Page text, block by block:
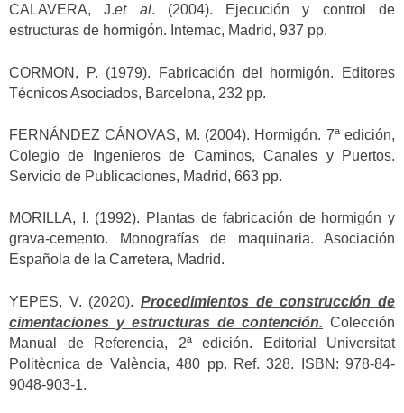
CALAVERA, J.et al. (2004). Ejecución y control de
estructuras de hormigón. Intemac, Madrid, 937 pp.
CORMON, P. (1979). Fabricación del hormigón. Editores
Técnicos Asociados, Barcelona, 232 pp.
FERNÁNDEZ CÁNOVAS, M. (2004). Hormigón. 7ª edición,
Colegio de Ingenieros de Caminos, Canales y Puertos.
Servicio de Publicaciones, Madrid, 663 pp.
MORILLA, I. (1992). Plantas de fabricación de hormigón y
grava-cemento. Monografías de maquinaria. Asociación
Española de la Carretera, Madrid.
YEPES, V. (2020). Procedimientos de construcción de
cimentaciones y estructuras de contención. Colección
Manual de Referencia, 2ª edición. Editorial Universitat
Politècnica de València, 480 pp. Ref. 328. ISBN: 978-84-
9048-903-1.